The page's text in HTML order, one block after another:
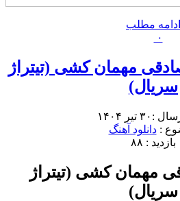
ادامه مطلب
۰
مهمان کشی (تیتراژ
سریال)
تیر ۱۴۰۴
:دانلود آهنگ
بازدید : ۸۸
مهمان کشی (تیتراژ
سریال)